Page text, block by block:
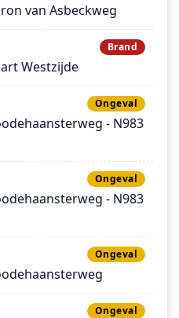
van Asbeckweg
Brand
Westzijde
Ongeval
- N983
Ongeval
- N983
Ongeval
Ongeval